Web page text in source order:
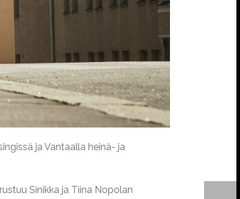
ja Vantaalla heinä- ja
Sinikka ja Tiina Nopolan